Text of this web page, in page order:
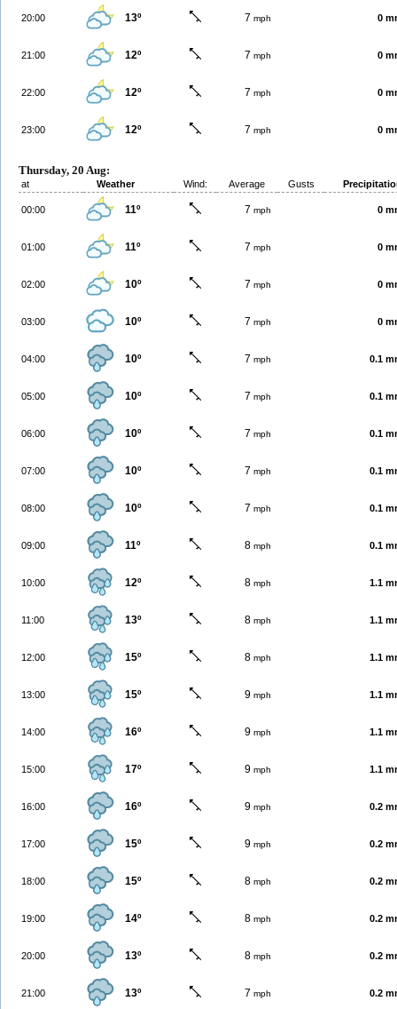
20:00 13º 7 mph 0
21:00 12º 7 mph 0
22:00 12º 7 mph 0
23:00 12º 7 mph 0
Thursday, 20 Aug:
at Weather Wind: Average Gusts
00:00 11º 7 mph 0
01:00 11º 7 mph 0
02:00 10º 7 mph 0
03:00 10º 7 mph 0
04:00 10º 7 mph 0.1
05:00 10º 7 mph 0.1
06:00 10º 7 mph 0.1
07:00 10º 7 mph 0.1
08:00 10º 7 mph 0.1
09:00 11º 8 mph 0.1
10:00 12º 8 mph 1.1
11:00 13º 8 mph 1.1
12:00 15º 8 mph 1.1
13:00 15º 9 mph 1.1
14:00 16º 9 mph 1.1
15:00 17º 9 mph 1.1
16:00 16º 9 mph 0.2
17:00 15º 9 mph 0.2
18:00 15º 8 mph 0.2
19:00 14º 8 mph 0.2
20:00 13º 8 mph 0.2
21:00 13º 7 mph 0.2